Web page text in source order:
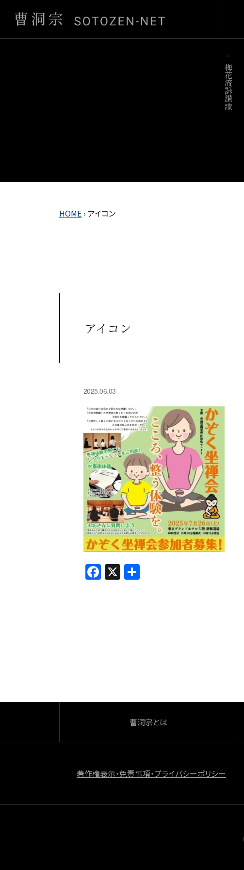
梅花流詠讃歌
HOME › アイコン
アイコン
2025.06.03
F
a
X
曹洞宗とは
著作権表示・免責事項・プライバシーポリシー